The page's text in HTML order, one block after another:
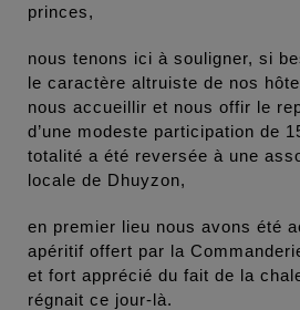
princes,
nous tenons ici à souligner, si
le caractère altruiste de nos
nous accueillir et nous offir le
d’une modeste participation de
totalité a été reversée à une
locale de Dhuyzon,
en premier lieu nous avons été
apéritif offert par la
et fort apprécié du fait de la
régnait ce jour-là.